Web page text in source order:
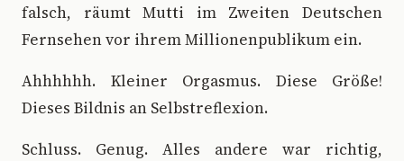
falsch, räumt Mutti im Zweiten Deutschen
Fernsehen vor ihrem Millionenpublikum ein.
Ahhhhhh. Kleiner Orgasmus. Diese Größe!
Dieses Bildnis an Selbstreflexion.
Schluss. Genug. Alles andere war richtig,